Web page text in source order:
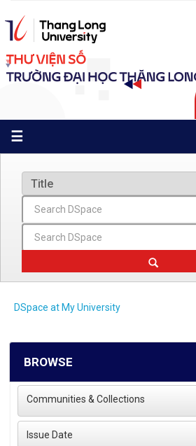
navigation
☰
DSpace at My University
BROWSE
Communities & Collections
Issue Date